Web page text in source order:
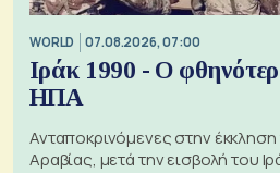
WORLD 07.08.2026, 07:00
Ιράκ 1990 - Ο
ΗΠΑ
Ανταποκρινόμενες στην
Αραβίας, μετά την εισβολή του